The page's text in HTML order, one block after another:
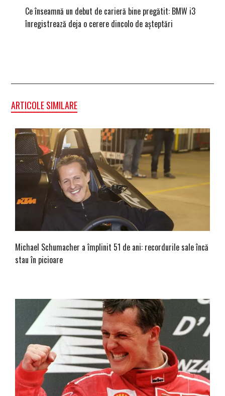
Ce înseamnă un debut de carieră bine pregătit: BMW i3
înregistrează deja o cerere dincolo de așteptări
ARTICOLE SIMILARE
Michael Schumacher a împlinit 51 de ani: recordurile sale încă
stau în picioare